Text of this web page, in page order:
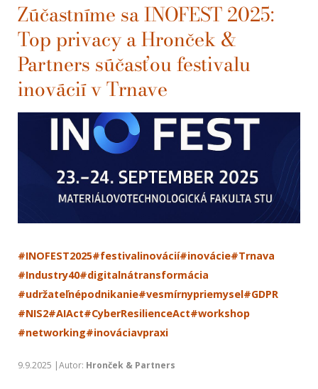
Zúčastníme sa INOFEST 2025:
Top privacy a Hronček &
Partners súčasťou festivalu
inovácií v Trnave
#INOFEST2025#festivalinovácií#inovácie#Trnava
#Industry40#digitalnátransformácia
#udržateľnépodnikanie#vesmírnypriemysel#GDPR
#NIS2#AIAct#CyberResilienceAct#workshop
#networking#inováciavpraxi
9.9.2025 |Autor: Hronček & Partners